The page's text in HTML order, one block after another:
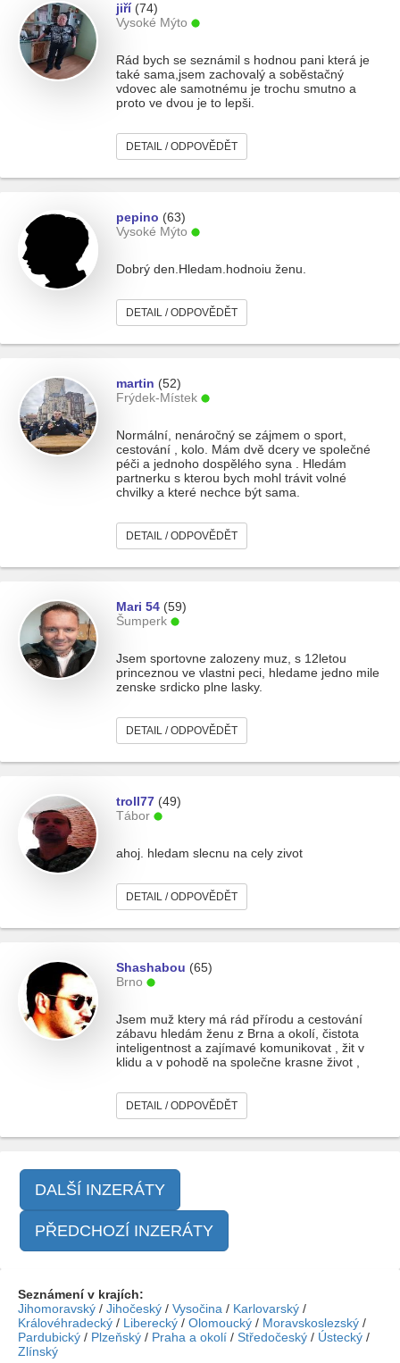
jiří(74)
Vysoké Mýto
Rád bych se seznámil s hodnou pani která je
také sama,jsem zachovalý a soběstačný
vdovec ale samotnému je trochu smutno a
proto ve dvou je to lepši.
DETAIL / ODPOVĚDĚT
pepino (63)
Vysoké Mýto
Dobrý den.Hledam.hodnoiu ženu.
DETAIL / ODPOVĚDĚT
martin (52)
Frýdek-Místek
Normální, nenáročný se zájmem o sport,
cestování , kolo. Mám dvě dcery ve společné
péči a jednoho dospělého syna . Hledám
partnerku s kterou bych mohl trávit volné
chvilky a které nechce být sama.
DETAIL / ODPOVĚDĚT
Mari 54 (59)
Šumperk
Jsem sportovne zalozeny muz, s 12letou
princeznou ve vlastni peci, hledame jedno mile
zenske srdicko plne lasky.
DETAIL / ODPOVĚDĚT
troll77 (49)
Tábor
ahoj. hledam slecnu na cely zivot
DETAIL / ODPOVĚDĚT
Shashabou (65)
Brno
Jsem muž ktery má rád přírodu a cestování
zábavu hledám ženu z Brna a okolí, čistota
inteligentnost a zajímavé komunikovat , žit v
klidu a v pohodě na společne krasne život ,
DETAIL / ODPOVĚDĚT
DALŠÍ INZERÁTY
PŘEDCHOZÍ INZERÁTY
Seznámení v krajích:
Jihomoravský / Jihočeský / Vysočina / Karlovarský /
Královéhradecký / Liberecký / Olomoucký / Moravskoslezský /
Pardubický / Plzeňský / Praha a okolí / Středočeský / Ústecký /
Zlínský